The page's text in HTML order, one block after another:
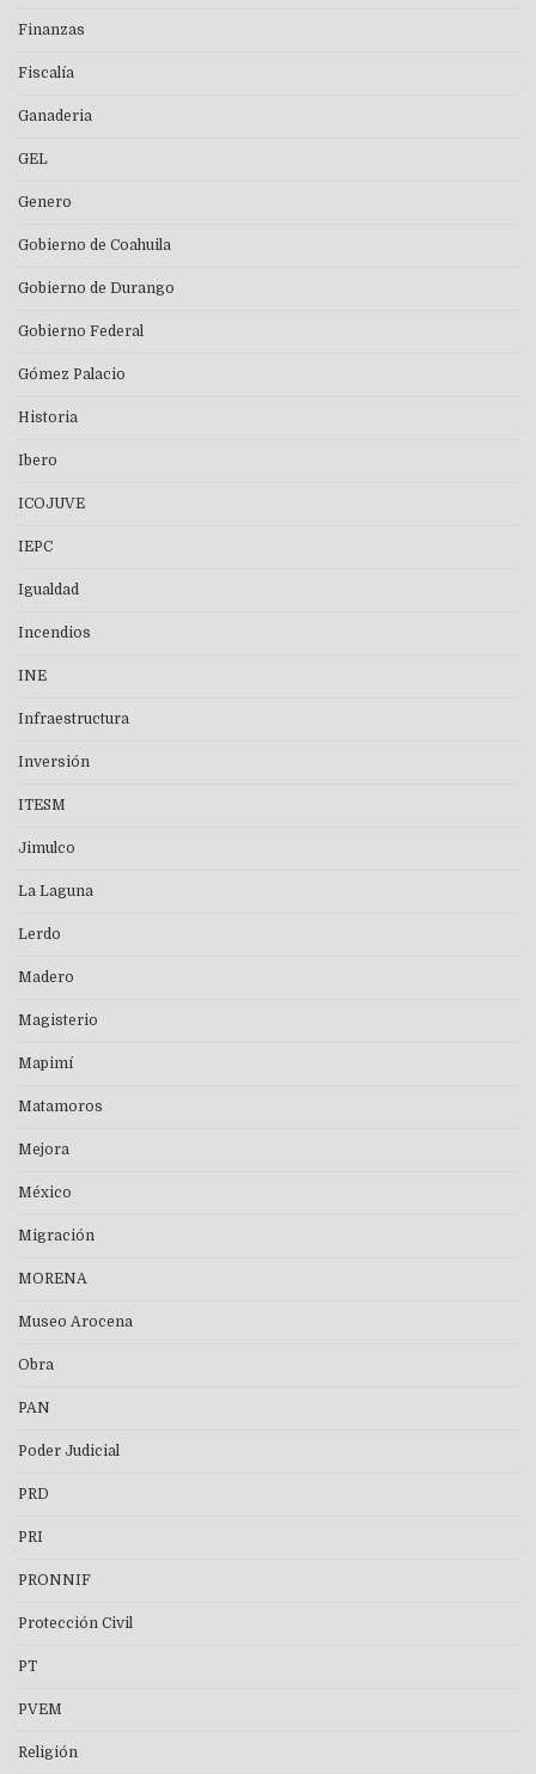
Finanzas
Fiscalía
Ganaderia
GEL
Genero
Gobierno de Coahuila
Gobierno de Durango
Gobierno Federal
Gómez Palacio
Historia
Ibero
ICOJUVE
IEPC
Igualdad
Incendios
INE
Infraestructura
Inversión
ITESM
Jimulco
La Laguna
Lerdo
Madero
Magisterio
Mapimí
Matamoros
Mejora
México
Migración
MORENA
Museo Arocena
Obra
PAN
Poder Judicial
PRD
PRI
PRONNIF
Protección Civil
PT
PVEM
Religión